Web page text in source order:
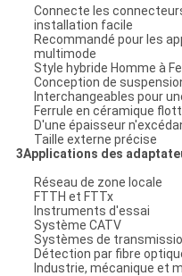
Connecte les
installation facile
Recommandé pour les
multimode
Style hybride Homme à
Conception de
Interchangeables pour
Ferrule en céramique
D'une épaisseur
Taille externe précise
3Applications des
Réseau de zone locale
FTTH et FTTx
Instruments d'essai
Système CATV
Systèmes de
Détection par fibre
Industrie, mécanique et